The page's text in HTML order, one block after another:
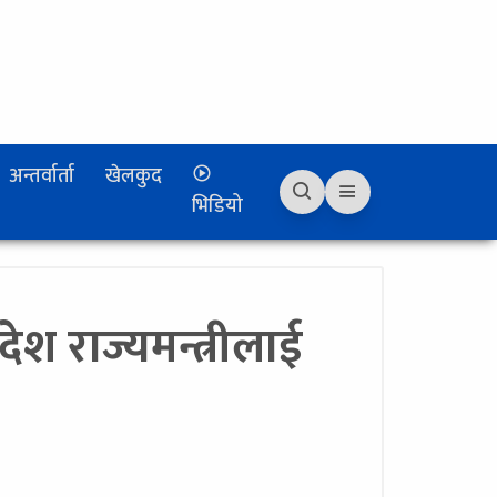
अन्तर्वार्ता
खेलकुद
भिडियो
राज्यमन्त्रीलाई